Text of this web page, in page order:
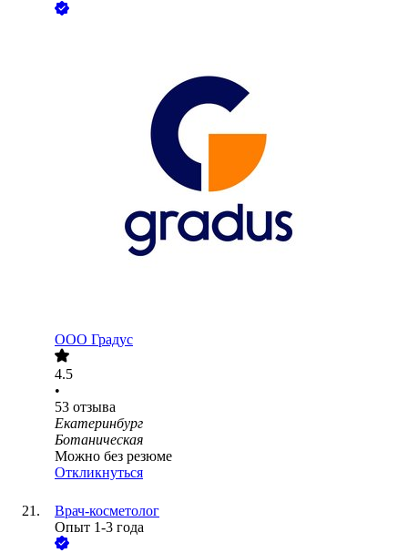
ООО Градус
4.5
•
53 отзыва
Екатеринбург
Ботаническая
Можно без резюме
Откликнуться
Врач-косметолог
Опыт 1-3 года